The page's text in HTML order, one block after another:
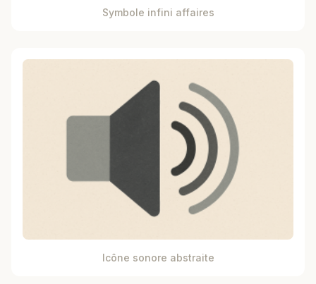
Symbole infini affaires
Icône sonore abstraite